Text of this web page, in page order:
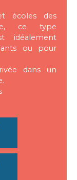
écoles des
ce type
idéalement
ou pour
dans un